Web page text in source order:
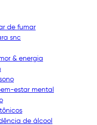
de fumar
snc
& energia
estar mental
de álcool